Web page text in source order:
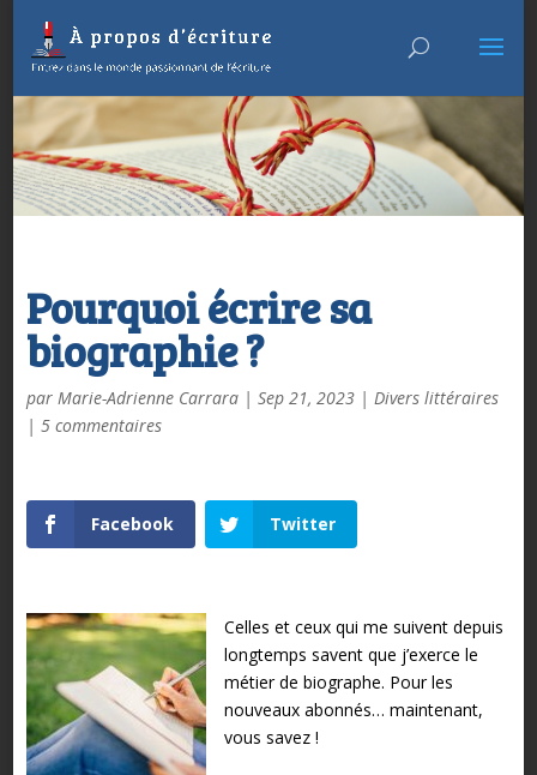
Pourquoi écrire sa
biographie ?
par Marie-Adrienne Carrara| Sep 21, 2023| Divers littéraires
| 5 commentaires
Facebook Twitter
Celles et ceux qui me suivent depuis
longtemps savent que j’exerce le
métier de biographe. Pour les
nouveaux abonnés… maintenant,
vous savez !